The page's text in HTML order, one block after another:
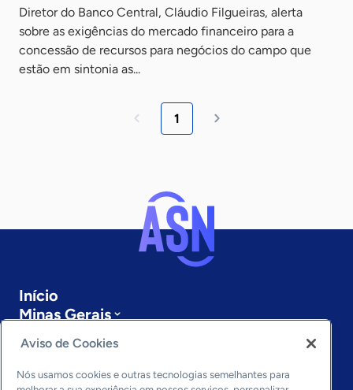
Diretor do Banco Central, Cláudio Filgueiras, alerta
sobre as exigências do mercado financeiro para a
concessão de recursos para negócios do campo que
estão em sintonia as...
1
Início
Minas Gerais
Últimas notícias
Entre em contato
Aviso de Cookies
Nós usamos cookies e outras tecnologias semelhantes para